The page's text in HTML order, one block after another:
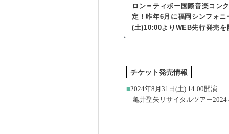
ロン＝ティボー国際音楽コン
定！昨年6月に福岡シンフォ
(土)10:00よりWEB先行発売
チケット発売情報
■2024年8月31日(土) 14:00開演
亀井聖矢リサイタルツアー2024